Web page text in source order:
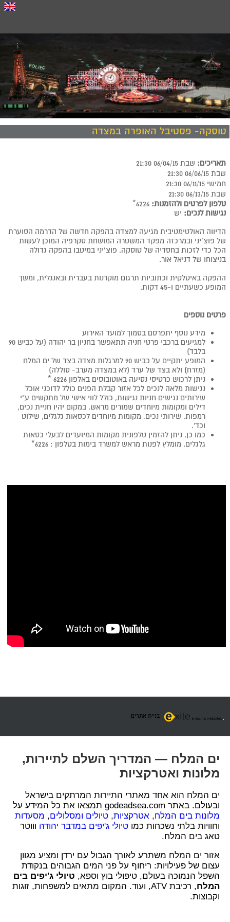
טוסקה- פסטיבל האופרה במצדה
תאריכים: שבת 06/04/15 21:30
שבת 06/06/15 21:30
חמישי 06/11/15 21:30
שבת 06/13/15 21:30
טלפון לפרטים ולהזמנות:
נגישות לנכים: יש
הדיווה האולטימטיבית מגיעה למצדה בהפקה חדשה של הדרמה הסוערת
של פוצ’יני ובמרכזה מפקד המשטרה המושחת סקרפיה המוכן לעשות
הכל כדי לזכות בחסדיה של טוסקה. פוצ’יני במיטבו בהפקה גדולה
בניצוחו של דניאל אור.
ההפקה באיטלקית וכתוביות תרגום מוקרנות בעברית ובאנגלית, ומשך
המופע כשעתיים ו-45 דקות.
פרטים נוספים
מידע נוסף יתפרסם בסמוך למועד האירוע
למגיעים ברכבי פרטי חניה תתאפשר בחניון בר יהודה (על כביש 90
בלבד)
המופע יתקיים על כביש 90 למרגלות מצדה בצד של ים המלח
(מזרח) ולא בצד של ערד (לא במצדה מערב- סוללה)
ניתן לרכוש כרטיסי נסיעה באוטובוסים באלפון 6226 *
נגישות מלאה לנכים לכל אזור קבלת הפנים כולל לדוכני אוכל
שירותים נגישים חניות נגישות, כולל לווי אישי של מתקשים ע"י
דילים ומקומות מיוחדים שמורים מראש. במקום יהיו חניית נכים,
רמפות, שירותי נכים, מקומות מיוחדים לכסאות גלגלים, שילוט
וכד'.
כמו כן, ניתן להזמין טלפונית מקומות המיועדים לבעלי כסאות
גלגלים. מומלץ לפנות מראש למשרד בימות בטלפון : 6226*
בניית אתרים
ים המלח — המדריך השלם לתיירות,
מלונות ואטרקציות
ים המלח הוא אחד מאתרי התיירות המרתקים בישראל
ובעולם. באתר godeadsea.com תמצאו את כל המידע על
מלונות בים המלח, אטרקציות, טיולים ומסלולים, מסעדות
וחוויות בלתי נשכחות כמו טיולי ג'יפים במדבר יהודה וווטר
טאג בים המלח.
אזור ים המלח משתרע לאורך הגבול עם ירדן ומציע מגוון
עצום של פעילויות: ריחוף על פני המים הגבוהים בנקודת
השפל הנמוכה בעולם, טיפולי בוץ וספא, טיולי ג'יפים בים
המלח
, רכיבת ATV, ועוד. המקום מתאים למשפחות, זוגות
וקבוצות.